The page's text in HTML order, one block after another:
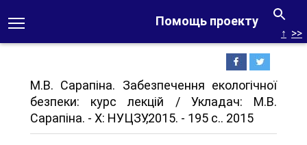
Помощь проекту
↑ >>
М.В. Сарапіна. Забезпечення екологічної
безпеки: курс лекцій / Укладач: М.В.
Сарапіна. - Х: НУЦЗУ,2015. - 195 с.. 2015